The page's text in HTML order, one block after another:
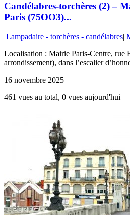
Candélabres-torchères (2) –
Paris (75OO3)...
Lampadaire - torchères - candélabres|
Localisation : Mairie Paris-Centre, rue
arrondissement), dans l’escalier
16 novembre 2025
461 vues au total, 0 vues aujourd'hui